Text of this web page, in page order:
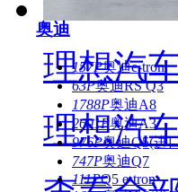
奥迪
157P奥迪e-tron
63P奥迪RS Q3
1788P奥迪A8
2691P奥迪A3
976P奥迪Q5(进
747P奥迪Q7
111PQ5 e-tron
理想汽
理想汽